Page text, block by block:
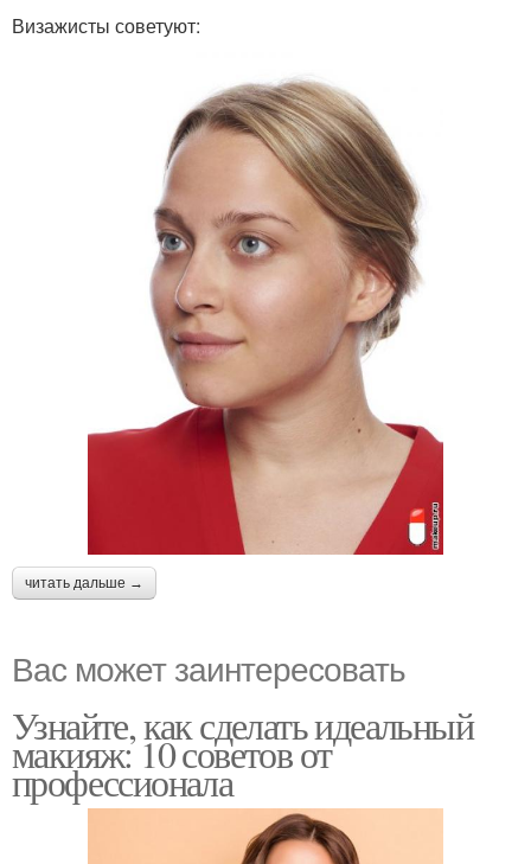
Визажисты советуют:
читать дальше →
Вас может заинтересовать
Узнайте, как сделать идеальный
макияж: 10 советов от
профессионала